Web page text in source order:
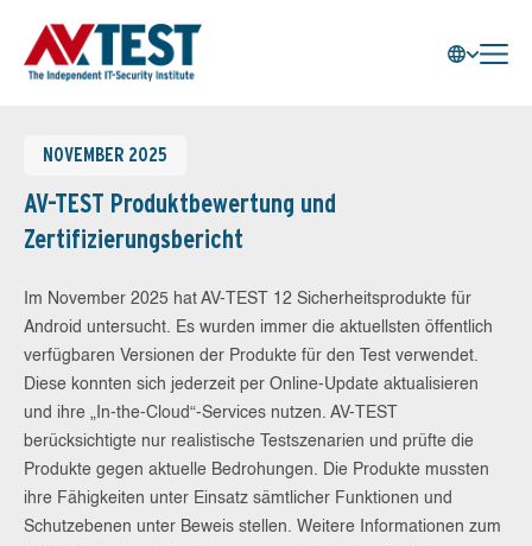
NOVEMBER 2025
AV-TEST Produktbewertung und
Zertifizierungsbericht
Im November 2025 hat AV-TEST 12 Sicherheitsprodukte für
Android untersucht. Es wurden immer die aktuellsten öffentlich
verfügbaren Versionen der Produkte für den Test verwendet.
Diese konnten sich jederzeit per Online-Update aktualisieren
und ihre „In-the-Cloud“-Services nutzen. AV-TEST
berücksichtigte nur realistische Testszenarien und prüfte die
Produkte gegen aktuelle Bedrohungen. Die Produkte mussten
ihre Fähigkeiten unter Einsatz sämtlicher Funktionen und
Schutzebenen unter Beweis stellen. Weitere Informationen zum